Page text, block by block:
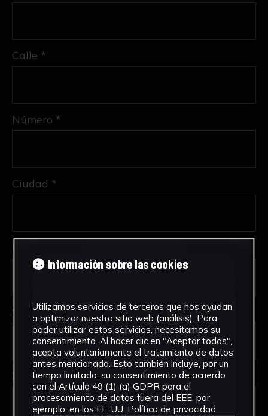
Calle *
Número *
Ciudad *
Código Postal *
País *
Información sobre las cookies
Utilizamos servicios de terceros que nos ayudan
a optimizar nuestro sitio web (análisis). Para
poder utilizar estos servicios, necesitamos su
consentimiento. Al hacer clic en "Aceptar todas",
acepta voluntariamente el tratamiento de datos
antes mencionado. Esto también incluye, por un
tiempo limitado, su consentimiento de acuerdo
con el Artículo 49 (1) (a) GDPR para el
procesamiento de datos fuera del EEE, por
ejemplo, en los EE. UU. Política de privacidad